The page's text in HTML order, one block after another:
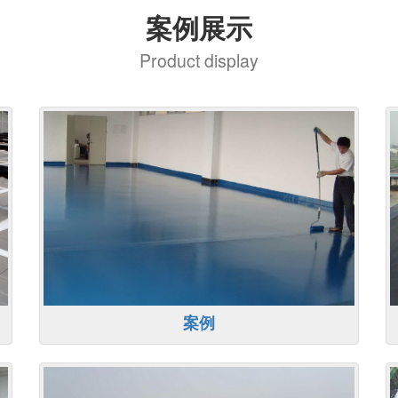
案例展示
Product display
案例